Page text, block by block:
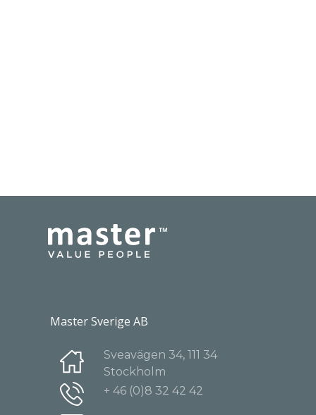
Master Sverige AB
Sveavägen 34, 111 34
Stockholm
+ 46 (0)8 32 42 42